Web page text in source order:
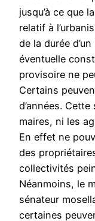
jusqu’à ce que
relatif à
de la durée
éventuelle
provisoire ne
Certains
d’années.
maires, ni les
En effet ne
des
collectivités
Néanmoins, le
sénateur
certaines